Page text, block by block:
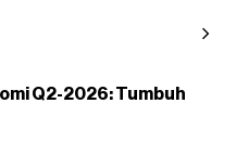
Q2-2026: Tumbuh